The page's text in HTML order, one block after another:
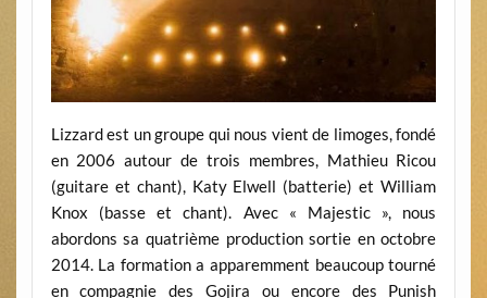
Lizzard est un groupe qui nous vient de limoges, fondé
en 2006 autour de trois membres, Mathieu Ricou
(guitare et chant), Katy Elwell (batterie) et William
Knox (basse et chant). Avec « Majestic », nous
abordons sa quatrième production sortie en octobre
2014. La formation a apparemment beaucoup tourné
en compagnie des Gojira ou encore des Punish